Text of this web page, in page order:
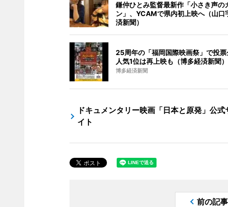
鎌仲ひとみ監督最新作「小さき声の
ン」、YCAMで県内初上映へ（山口
済新聞）
25周年の「福岡国際映画祭」で投票
人気1位は再上映も（博多経済新聞）
博多経済新聞
ドキュメンタリー映画「日本と原発」公式
イト
前の記事